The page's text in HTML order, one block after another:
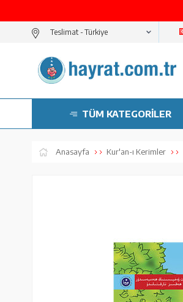
Teslimat -
TÜM KATEGORİLER
Anasayfa Kur'an-ı Kerimler